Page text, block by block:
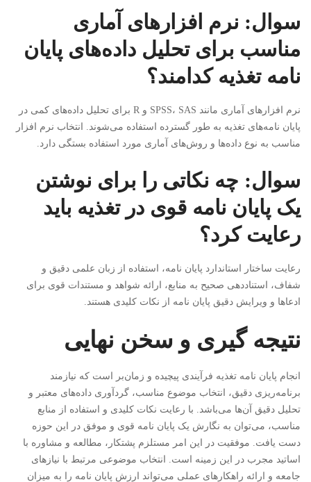
سوال: نرم افزارهای آماری
مناسب برای تحلیل داده‌های پایان
نامه تغذیه کدامند؟
نرم افزارهای آماری مانند SPSS، SAS و R برای تحلیل داده‌های کمی در
پایان نامه‌های تغذیه به طور گسترده استفاده می‌شوند. انتخاب نرم افزار
مناسب به نوع داده‌ها و روش‌های آماری مورد استفاده بستگی دارد.
سوال: چه نکاتی را برای نوشتن
یک پایان نامه قوی در تغذیه باید
رعایت کرد؟
رعایت ساختار استاندارد پایان نامه، استفاده از زبان علمی دقیق و
شفاف، استناددهی صحیح به منابع، ارائه شواهد و مستندات قوی برای
ادعاها و ویرایش دقیق پایان نامه از نکات کلیدی هستند.
نتیجه گیری و سخن نهایی
انجام پایان نامه تغذیه فرآیندی پیچیده و زمان‌بر است که نیازمند
برنامه‌ریزی دقیق، انتخاب موضوع مناسب، گردآوری داده‌های معتبر و
تحلیل دقیق آن‌ها می‌باشد. با رعایت نکات کلیدی و استفاده از منابع
مناسب، می‌توان به نگارش یک پایان نامه قوی و موفق در این حوزه
دست یافت. موفقیت در این امر مستلزم پشتکار، مطالعه و مشاوره با
اساتید مجرب در این زمینه است. انتخاب موضوعی مرتبط با نیازهای
جامعه و ارائه راهکارهای عملی می‌تواند ارزش پایان نامه را به میزان